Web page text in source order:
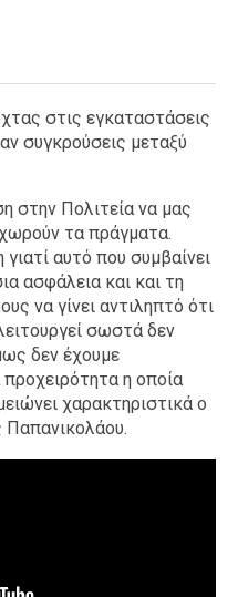
στις εγκαταστάσεις
συγκρούσεις μεταξύ
στην Πολιτεία να μας
τα πράγματα.
αυτό που συμβαίνει
ασφάλεια και και τη
να γίνει αντιληπτό ότι
σωστά δεν
δεν έχουμε
η οποία
χαρακτηριστικά ο